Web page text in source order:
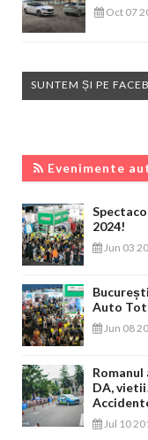
Oct 07
SUNTEM ȘI PE
Evenimente
2024!
Jun 03
Auto
Jun 08
DA,
Jul 10